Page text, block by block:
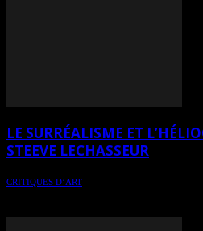
LE SURRÉALISME ET
STEEVE LECHASSEUR
CRITIQUES D’ART